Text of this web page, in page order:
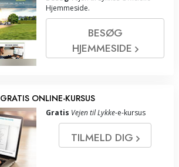
Hjemmeside.
BESØG
HJEMMESIDE
GRATIS ONLINE-KURSUS
Gratis Vejen til Lykke-e-kursus
TILMELD DIG